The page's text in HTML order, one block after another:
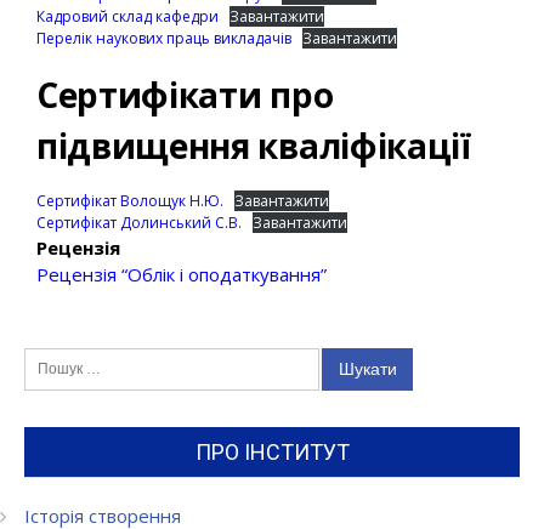
Кадровий склад кафедри
Завантажити
Перелік наукових праць викладачів Завантажити
Сертифікати про
підвищення кваліфікації
Сертифікат Волощук Н.Ю.
Завантажити
Сертифікат Долинський С.В.
Завантажити
Рецензія
Рецензія “Облік і оподаткування”
ПРО ІНСТИТУТ
Історія створення